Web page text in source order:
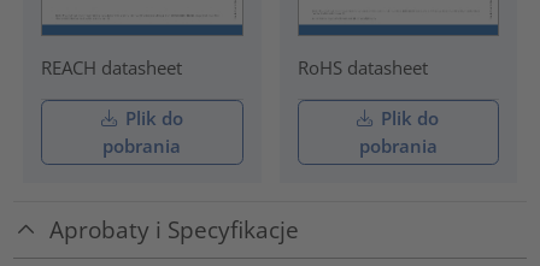
REACH datasheet
Plik do
pobrania
RoHS datasheet
Plik do
pobrania
Aprobaty i Specyfikacje